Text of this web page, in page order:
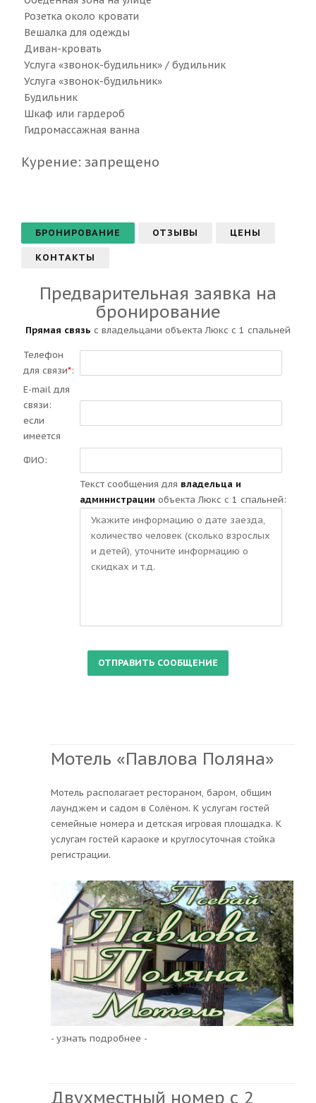
Розетка около кровати
Вешалка для одежды
Диван-кровать
Услуга «звонок-будильник» / будильник
Услуга «звонок-будильник»
Будильник
Шкаф или гардероб
Гидромассажная ванна
Курение: ​запрещено
БРОНИРОВАНИЕ ОТЗЫВЫ ЦЕНЫ
КОНТАКТЫ
Предварительная заявка на
бронирование
Прямая связь с владельцами объекта Люкс с 1 спальней
Телефон
для связи*:
E-mail для
связи:
если
имеется
ФИО:
Текст сообщения для владельца и
администрации объекта Люкс с 1 спальней:
Мотель «Павлова Поляна»
Мотель располагает рестораном, баром, общим
лаунджем и садом в Солёном. К услугам гостей
семейные номера и детская игровая площадка. К
услугам гостей караоке и круглосуточная стойка
регистрации.
- узнать подробнее -
Двухместный номер с 2